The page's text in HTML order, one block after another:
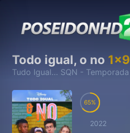
Todo igual, o no 1x9
Tudo Igual… SQN - Temporada
65
2022